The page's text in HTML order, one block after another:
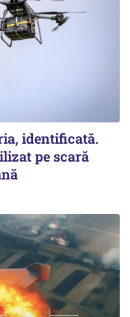
identificată.
pe scară